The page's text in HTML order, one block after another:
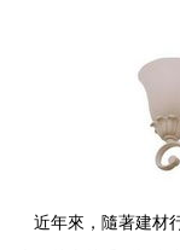
近年來，隨著建材